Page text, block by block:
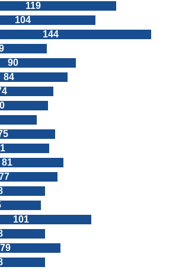
119
104
144
90
84
81
101
79